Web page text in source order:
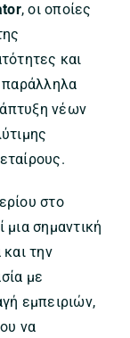
, οι οποίες
και
νέων
στο
σημαντική
την
με
εμπειριών,
να